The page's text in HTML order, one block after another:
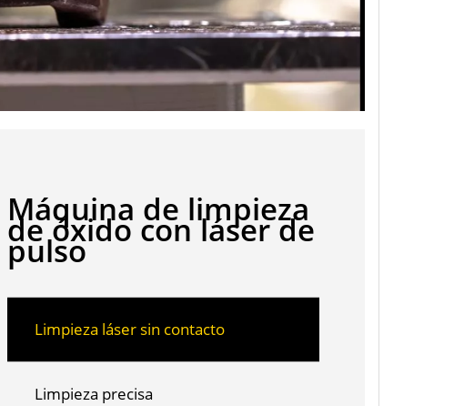
Máquina de limpieza
de óxido con láser de
pulso
Limpieza láser sin contacto
Limpieza precisa